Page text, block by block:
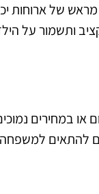
של ארוחות
ותשמור על
או במחירים
להתאים